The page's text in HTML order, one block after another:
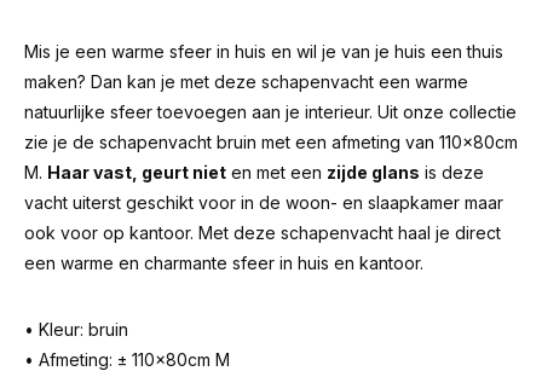
Mis je een warme sfeer in huis en wil je van je huis een thuis
maken? Dan kan je met deze schapenvacht een warme
natuurlijke sfeer toevoegen aan je interieur. Uit onze collectie
zie je de schapenvacht bruin met een afmeting van 110x80cm
M. Haar vast, geurt niet en met een zijde glans is deze
vacht uiterst geschikt voor in de woon- en slaapkamer maar
ook voor op kantoor. Met deze schapenvacht haal je direct
een warme en charmante sfeer in huis en kantoor.
• Kleur: bruin
• Afmeting: ± 110x80cm M